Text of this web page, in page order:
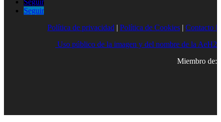
Seguir
Política de privacidad | Política de Cookies | Contacto |
Uso público de la imagen y del nombre de la AeH2
Miembro de: